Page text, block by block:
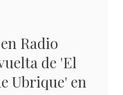
Radio
de 'El
Ubrique' en